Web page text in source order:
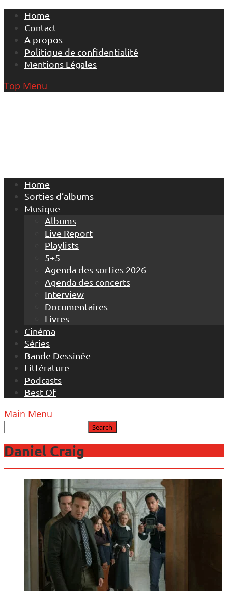
Skip
content
Home
Contact
A propos
Politique de confidentialité
Mentions Légales
Top Menu
Home
Sorties d’albums
Musique
Albums
Live Report
Playlists
5+5
Agenda des sorties 2026
Agenda des concerts
Interview
Documentaires
Livres
Cinéma
Séries
Bande Dessinée
Littérature
Podcasts
Best-Of
Main Menu
Daniel Craig